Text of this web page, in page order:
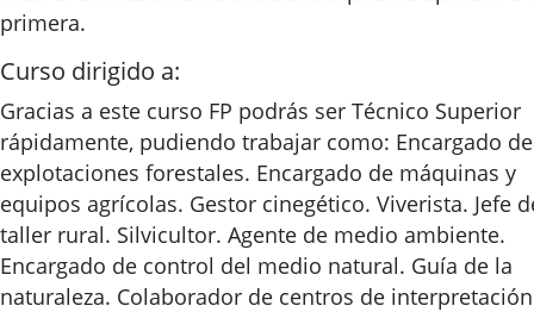
primera.
Curso dirigido a:
Gracias a este curso FP podrás ser Técnico Superior
rápidamente, pudiendo trabajar como: Encargado de
explotaciones forestales. Encargado de máquinas y
equipos agrícolas. Gestor cinegético. Viverista. Jefe
taller rural. Silvicultor. Agente de medio ambiente.
Encargado de control del medio natural. Guía de la
naturaleza. Colaborador de centros de interpretación